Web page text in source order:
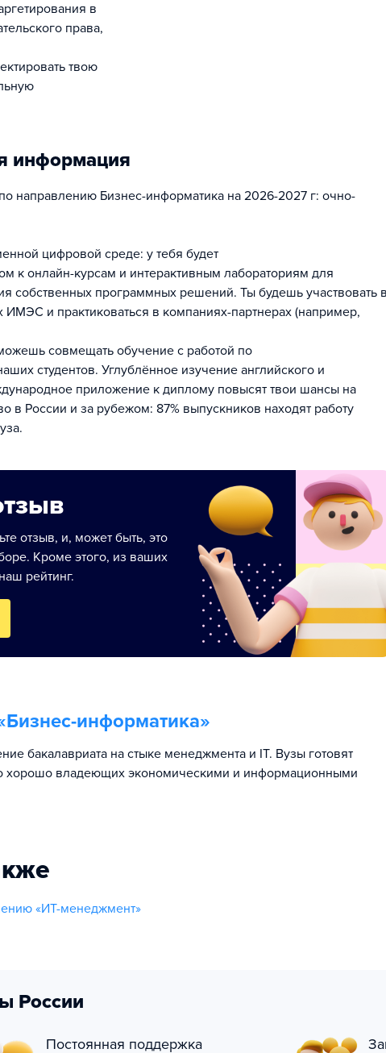
в
права,
твою
информация
направлению Бизнес-информатика на 2026-2027 г: очно-
цифровой среде: у тебя будет
к онлайн-курсам и интерактивным лабораториям для
собственных программных решений. Ты будешь участвовать в
ИМЭС и практиковаться в компаниях-партнерах (например,
совмещать обучение с работой по
студентов. Углублённое изучение английского и
приложение к диплому повысят твои шансы на
в России и за рубежом: 87% выпускников находят работу
отзыв, и, может быть, это
Кроме этого, из ваших
рейтинг.
Бизнес-информатика»
бакалавриата на стыке менеджмента и IT. Вузы готовят
хорошо владеющих экономическими и информационными
«ИТ-менеджмент»
России
Постоянная поддержка